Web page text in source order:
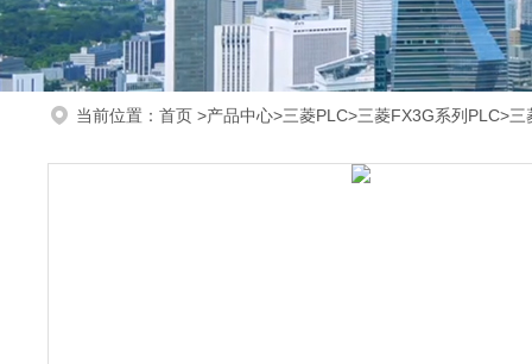
当前位置： 首页 >产品中心>三菱PLC>三菱FX3G系列PLC>三